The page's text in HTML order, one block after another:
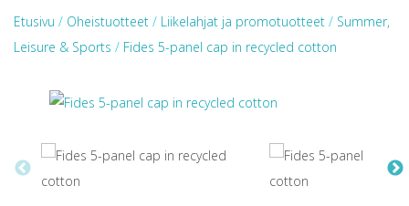
Etusivu / Oheistuotteet / Liikelahjat ja promotuotteet / Summer,
Leisure & Sports / Fides 5-panel cap in recycled cotton